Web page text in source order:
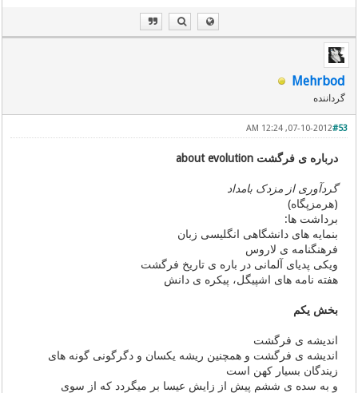
Mehrbod
گرداننده
#53
07-10-2012, 12:24 AM
درباره ی فرگشت about evolution
گردآوری از مزدک بامداد
(هرمزپگاه)
برداشت ها:
بنمایه های دانشگاهی انگلیسی زبان
فرهنگنامه ی لاروس
ویکی پدیای آلمانی در باره ی تاریخ فرگشت
هفته نامه های اشپیگل، پیکره ی دانش
بخش یکم
اندیشه ی فرگشت
اندیشه ی فرگشت و همچنین ریشه یکسان و دگرگونی گونه های
زیندگان بسیار کهن است
و به سده ی ششم پیش از زایش عیسا بر میگردد که از سوی